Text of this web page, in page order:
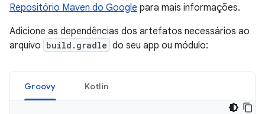
Repositório Maven do Google para mais informações.
Adicione as dependências dos artefatos necessários ao
arquivo build.gradle do seu app ou módulo:
Groovy Kotlin